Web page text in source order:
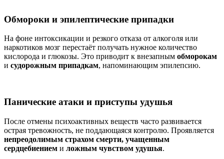
Обмороки и эпилептические припадки
На фоне интоксикации и резкого отказа от алкоголя или
наркотиков мозг перестаёт получать нужное количество
кислорода и глюкозы. Это приводит к внезапным обморокам
и судорожным припадкам, напоминающим эпилепсию.
Панические атаки и приступы удушья
После отмены психоактивных веществ часто развивается
острая тревожность, не поддающаяся контролю. Проявляется
непреодолимым страхом смерти, учащенным
сердцебиением и ложным чувством удушья.